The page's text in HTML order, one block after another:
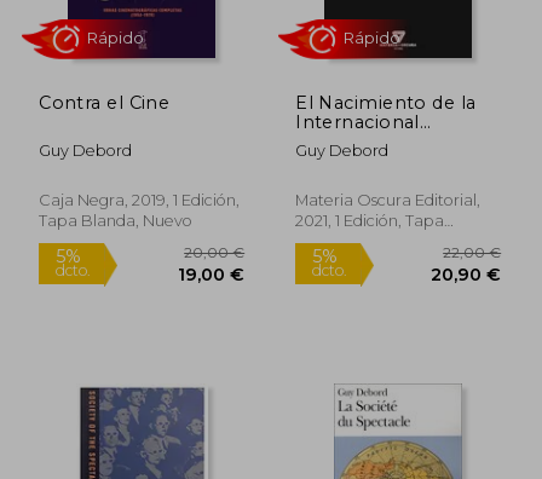
dcto. dcto.
Contra el Cine
Guy Debord
Caja Negra, 2019, 1 Edición,
Tapa Blanda, Nuevo
El Nacimiento de la
Internacional
Situacionista:
Correspondencia
1960)
Guy Debord
Materia Oscura Editorial,
2021, 1 Edición, Tapa
Blanda, Nuevo